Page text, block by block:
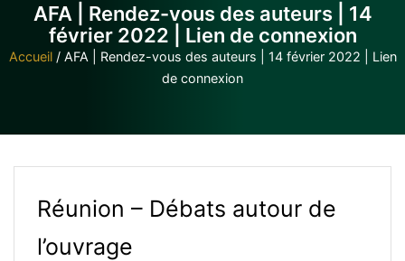
AFA | Rendez-vous des auteurs | 14
février 2022 | Lien de connexion
Accueil/ AFA | Rendez-vous des auteurs | 14 février 2022 | Lien
de connexion
Réunion – Débats autour de
l’ouvrage